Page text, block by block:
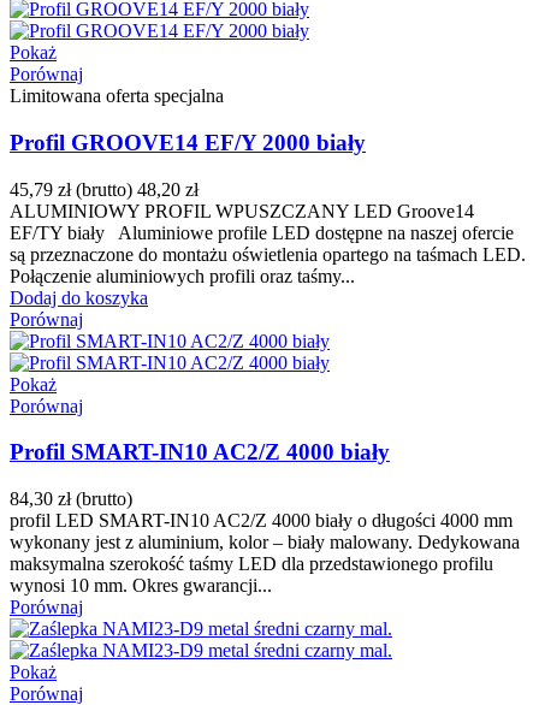
Pokaż
Porównaj
Limitowana oferta specjalna
Profil GROOVE14 EF/Y 2000 biały
45,79 zł (brutto) 48,20 zł
ALUMINIOWY PROFIL WPUSZCZANY LED Groove14
EF/TY biały Aluminiowe profile LED dostępne na naszej ofercie
są przeznaczone do montażu oświetlenia opartego na taśmach LED.
Połączenie aluminiowych profili oraz taśmy...
Dodaj do koszyka
Porównaj
Pokaż
Porównaj
Profil SMART-IN10 AC2/Z 4000 biały
84,30 zł (brutto)
profil LED SMART-IN10 AC2/Z 4000 biały o długości 4000 mm
wykonany jest z aluminium, kolor – biały malowany. Dedykowana
maksymalna szerokość taśmy LED dla przedstawionego profilu
wynosi 10 mm. Okres gwarancji...
Porównaj
Pokaż
Porównaj